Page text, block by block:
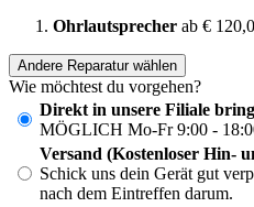
Ohrlautsprecher ab €
Andere Reparatur wählen
Wie möchtest du vorgehen?
Direkt in unsere Filiale
MÖGLICH Mo-Fr 9:00 -
Versand (Kostenloser Hin-
Schick uns dein Gerät gut
nach dem Eintreffen darum.